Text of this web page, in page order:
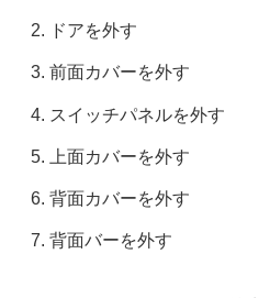
ドアを外す
前面カバーを外す
スイッチパネルを外す
上面カバーを外す
背面カバーを外す
背面バーを外す